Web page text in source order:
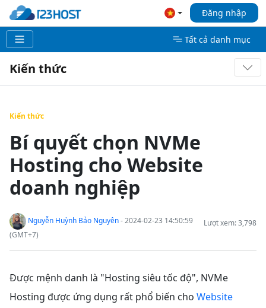
Đăng nhập
Tất cả danh mục
Kiến thức
Kiến thức
Bí quyết chọn NVMe
Hosting cho Website
doanh nghiệp
Lượt xem: 3,798
Nguyễn Huỳnh Bảo Nguyên- 2024-02-23 14:50:59
(GMT+7)
Được mệnh danh là "Hosting siêu tốc độ", NVMe
Hosting được ứng dụng rất phổ biến cho Website